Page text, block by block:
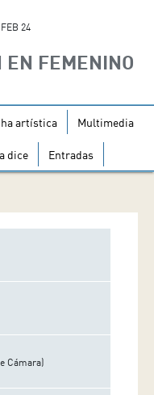
FEB 24
EN FEMENINO
artística Multimedia
dice Entradas
Cámara)